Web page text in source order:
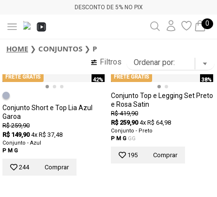
DESCONTO DE 5% NO PIX
0
HOME ❯ CONJUNTOS ❯ P
Filtros
42%
FRETE GRÁTIS
Conjunto Short e Top Lia Azul
Garoa
R$ 259,90
R$ 149,90 4x R$ 37,48
Conjunto - Azul
P M G
244 Comprar
38%
FRETE GRÁTIS
Conjunto Top e Legging Set Preto
e Rosa Satin
R$ 419,90
R$ 259,90 4x R$ 64,98
Conjunto - Preto
P M G GG
195 Comprar